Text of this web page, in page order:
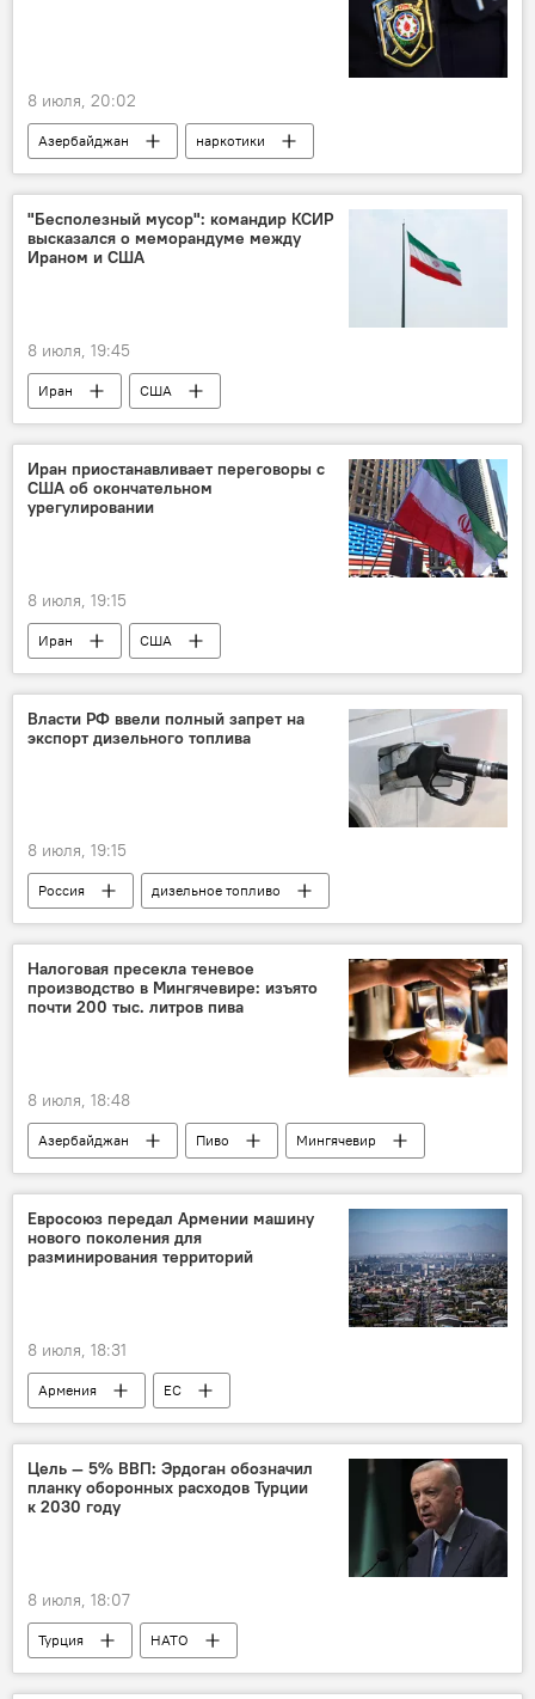
8 июля, 20:02
Азербайджан
наркотики
Апшеронский полуостров
"Бесполезный мусор": командир КСИР
высказался о меморандуме между
Ираном и США
8 июля, 19:45
Иран
США
Корпус стражей исламской революции (КСИР)
Иран приостанавливает переговоры с
США об окончательном
урегулировании
8 июля, 19:15
Иран США
Власти РФ ввели полный запрет на
экспорт дизельного топлива
8 июля, 19:15
Россия
дизельное топливо
Дизель
Налоговая пресекла теневое
производство в Мингячевире: изъято
почти 200 тыс. литров пива
8 июля, 18:48
Азербайджан Пиво Мингячевир
Евросоюз передал Армении машину
нового поколения для
разминирования территорий
8 июля, 18:31
Армения ЕС
Цель — 5% ВВП: Эрдоган обозначил
планку оборонных расходов Турции
к 2030 году
8 июля, 18:07
Турция
НАТО
Реджеп Тайип Эрдоган